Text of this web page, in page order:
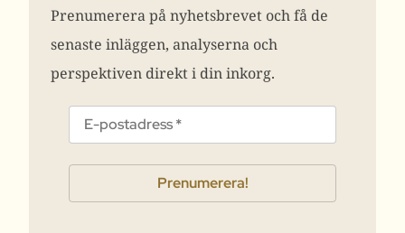
Prenumerera på nyhetsbrevet och få de
senaste inläggen, analyserna och
perspektiven direkt i din inkorg.